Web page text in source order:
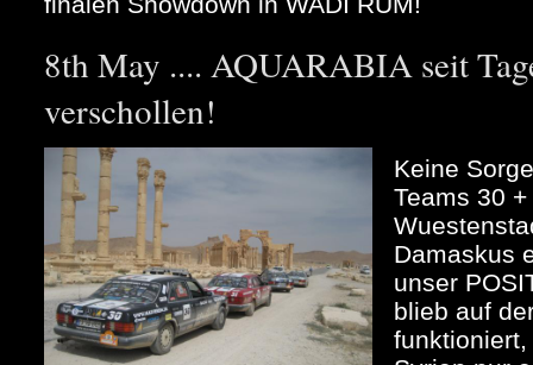
8th May .... AQUARABIA seit
verschollen!
Keine
Teams 30
Damaskus
unser
blieb auf